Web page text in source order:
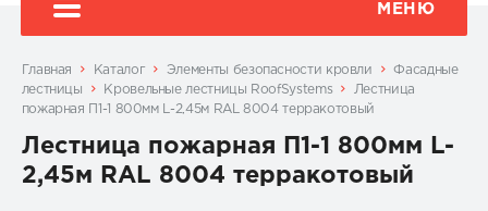
МЕНЮ
Главная Каталог Элементы безопасности кровли
Фасадные
лестницы
Кровельные лестницы RoofSystems
Лестница
пожарная П1-1 800мм L-2,45м RAL 8004 терракотовый
Лестница пожарная П1-1 800мм L-
2,45м RAL 8004 терракотовый